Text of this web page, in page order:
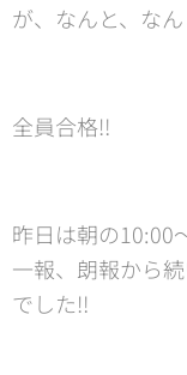
が、なんと、なん
全員合格‼️
昨日は朝の10:00
一報、朗報から
でした‼️